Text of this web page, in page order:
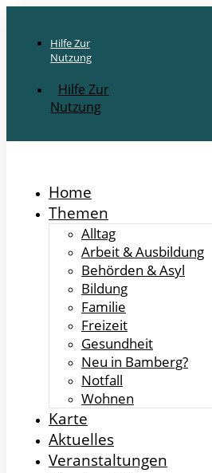
Hilfe Zur
Nutzung
Hilfe Zur
Nutzung
Home
Themen
Alltag
Arbeit & Ausbildung
Behörden & Asyl
Bildung
Familie
Freizeit
Gesundheit
Neu in Bamberg?
Notfall
Wohnen
Karte
Aktuelles
Veranstaltungen